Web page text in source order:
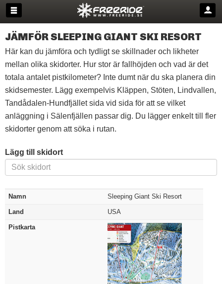
JÄMFÖR SLEEPING GIANT SKI RESORT
Här kan du jämföra och tydligt se skillnader och likheter
mellan olika skidorter. Hur stor är fallhöjden och vad är det
totala antalet pistkilometer? Inte dumt när du ska planera din
skidsemester. Lägg exempelvis Kläppen, Stöten, Lindvallen,
Tandådalen-Hundfjället sida vid sida för att se vilket
anläggning i Sälenfjällen passar dig. Du lägger enkelt till fler
skidorter genom att söka i rutan.
Lägg till skidort
Namn Sleeping Giant Ski Resort
Land USA
Pistkarta